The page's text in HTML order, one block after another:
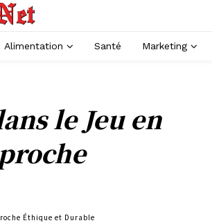
Alimentation Santé Marketing
le Jeu en
Éthique et Durable